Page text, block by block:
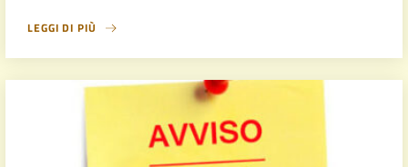
LEGGI DI PIÙ